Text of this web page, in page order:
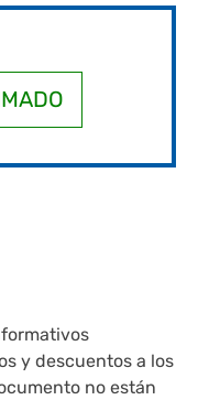
y descuentos a los
no están